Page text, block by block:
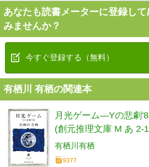
あなたも読書メーターに登録し
みませんか？
今すぐ登録する（無料）
有栖川 有栖の関連本
月光ゲーム―Yの悲劇
(創元推理文庫 M あ 2-
有栖川有栖
9377